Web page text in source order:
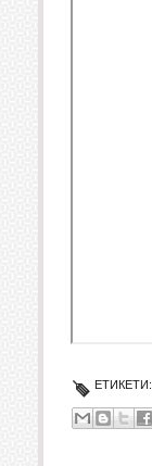
ЕТИКЕТИ: